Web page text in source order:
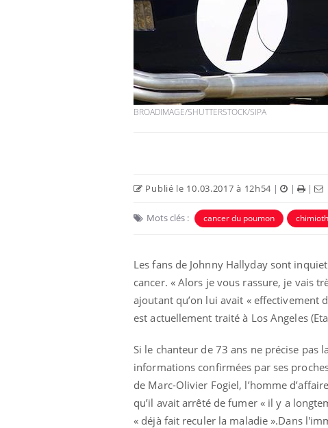
BROADIMAGE/SHUTTERSTOCK/SIPA
Publié le 10.03.2017 à 12h54 | | |
Mots clés : cancer du poumon
Les fans de Johnny Hallyday sont
cancer. « Alors je vous rassure, je vais
ajoutant qu’on lui avait « effectivement
est actuellement traité à Los Angeles
Si le chanteur de 73 ans ne précise pas
informations confirmées par ses
de Marc-Olivier Fogiel, l’homme
qu’il avait arrêté de fumer « il y a
« déjà fait reculer la maladie ».Dans
Youtube
Il y a
montrer